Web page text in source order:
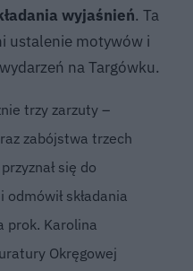
wyjaśnień. Ta
ustalenie motywów i
na Targówku.
trzy zarzuty –
zabójstwa trzech
się do
składania
prok. Karolina
Okręgowej